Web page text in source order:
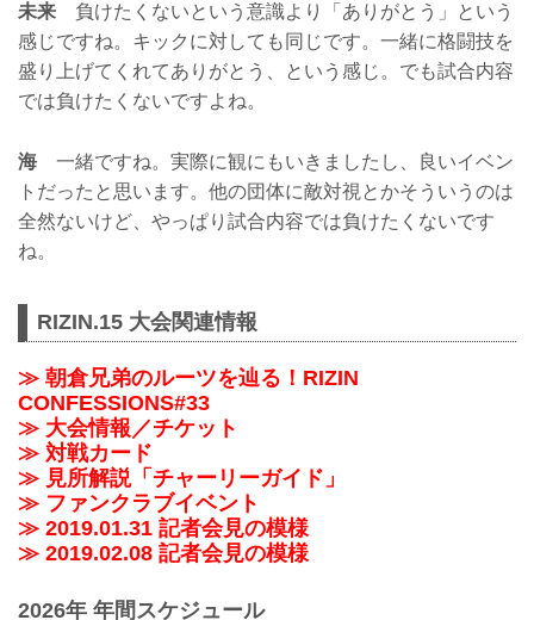
未来 負けたくないという意識より「ありがとう」という
感じですね。キックに対しても同じです。一緒に格闘技を
盛り上げてくれてありがとう、という感じ。でも試合内容
では負けたくないですよね。
海 一緒ですね。実際に観にもいきましたし、良いイベン
トだったと思います。他の団体に敵対視とかそういうのは
全然ないけど、やっぱり試合内容では負けたくないです
ね。
RIZIN.15 大会関連情報
≫ 朝倉兄弟のルーツを辿る！RIZIN
CONFESSIONS#33
≫ 大会情報／チケット
≫ 対戦カード
≫ 見所解説「チャーリーガイド」
≫ ファンクラブイベント
≫ 2019.01.31 記者会見の模様
≫ 2019.02.08 記者会見の模様
2026年 年間スケジュール